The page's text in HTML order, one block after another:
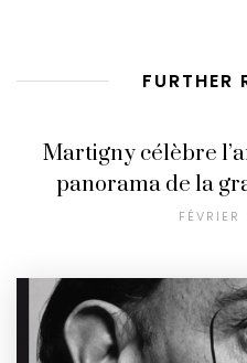
FURTHER
Martigny célèbre
panorama de la